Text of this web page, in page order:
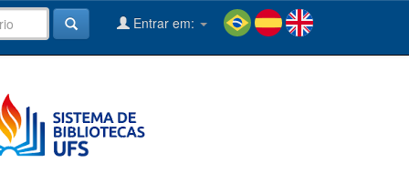
Entrar em: